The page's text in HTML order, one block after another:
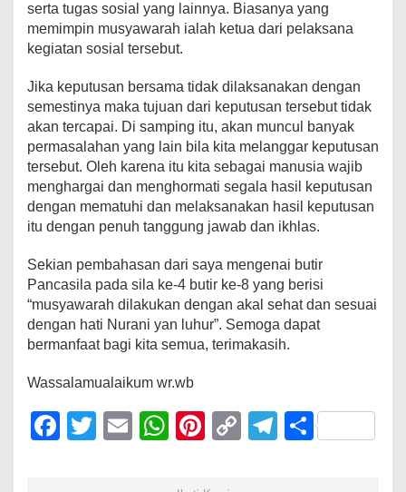
serta tugas sosial yang lainnya. Biasanya yang
memimpin musyawarah ialah ketua dari pelaksana
kegiatan sosial tersebut.
Jika keputusan bersama tidak dilaksanakan dengan
semestinya maka tujuan dari keputusan tersebut tidak
akan tercapai. Di samping itu, akan muncul banyak
permasalahan yang lain bila kita melanggar keputusan
tersebut. Oleh karena itu kita sebagai manusia wajib
menghargai dan menghormati segala hasil keputusan
dengan mematuhi dan melaksanakan hasil keputusan
itu dengan penuh tanggung jawab dan ikhlas.
Sekian pembahasan dari saya mengenai butir
Pancasila pada sila ke-4 butir ke-8 yang berisi
“musyawarah dilakukan dengan akal sehat dan sesuai
dengan hati Nurani yan luhur”. Semoga dapat
bermanfaat bagi kita semua, terimakasih.
Wassalamualaikum wr.wb
F
T
E
W
at
Pi
er
C
T
S